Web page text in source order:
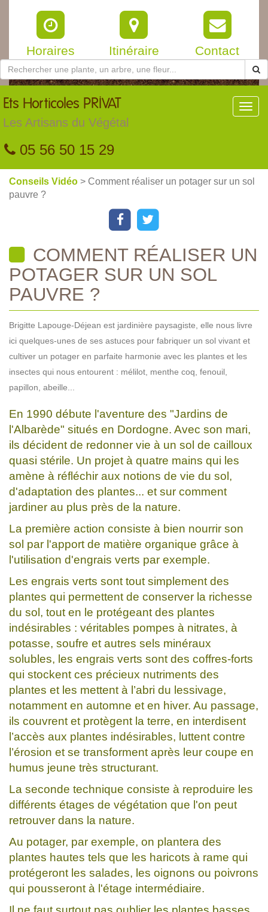
Horaires Itinéraire Contact
Ets Horticoles PRIVAT
Les Artisans du Végétal
05 56 50 15 29
Conseils Vidéo > Comment réaliser un potager sur un sol
pauvre ?
COMMENT RÉALISER UN
POTAGER SUR UN SOL
PAUVRE ?
Brigitte Lapouge-Déjean est jardinière paysagiste, elle nous livre
ici quelques-unes de ses astuces pour fabriquer un sol vivant et
cultiver un potager en parfaite harmonie avec les plantes et les
insectes qui nous entourent : mélilot, menthe coq, fenouil,
papillon, abeille...
En 1990 débute l'aventure des "Jardins de
l'Albarède" situés en Dordogne. Avec son mari,
ils décident de redonner vie à un sol de cailloux
quasi stérile. Un projet à quatre mains qui les
amène à réfléchir aux notions de vie du sol,
d'adaptation des plantes... et sur comment
jardiner au plus près de la nature.
La première action consiste à bien nourrir son
sol par l'apport de matière organique grâce à
l'utilisation d'engrais verts par exemple.
Les engrais verts sont tout simplement des
plantes qui permettent de conserver la richesse
du sol, tout en le protégeant des plantes
indésirables : véritables pompes à nitrates, à
potasse, soufre et autres sels minéraux
solubles, les engrais verts sont des coffres-forts
qui stockent ces précieux nutriments des
plantes et les mettent à l’abri du lessivage,
notamment en automne et en hiver. Au passage,
ils couvrent et protègent la terre, en interdisent
l’accès aux plantes indésirables, luttent contre
l’érosion et se transforment après leur coupe en
humus jeune très structurant.
La seconde technique consiste à reproduire les
différents étages de végétation que l'on peut
retrouver dans la nature.
Au potager, par exemple, on plantera des
plantes hautes tels que les haricots à rame qui
protégeront les salades, les oignons ou poivrons
qui pousseront à l'étage intermédiaire.